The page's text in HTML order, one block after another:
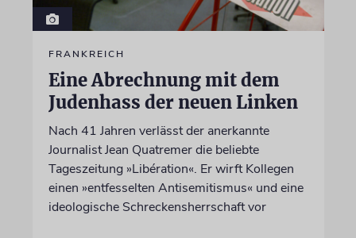
FRANKREICH
Eine Abrechnung mit dem
Judenhass der neuen Linken
Nach 41 Jahren verlässt der anerkannte
Journalist Jean Quatremer die beliebte
Tageszeitung »Libération«. Er wirft Kollegen
einen »entfesselten Antisemitismus« und eine
ideologische Schreckensherrschaft vor